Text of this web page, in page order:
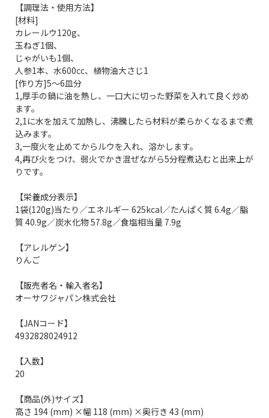
【調理法・使用方法】
[材料]
カレールウ120g、
玉ねぎ1個、
じゃがいも1個、
人参1本、水600㏄、植物油大さじ1
[作り方]5～6皿分
1,厚手の鍋に油を熱し、一口大に切った野菜を入れて良く炒め
ます。
2,1に水を加えて加熱し、沸騰したら材料が柔らかくなるまで煮
込みます。
3,一度火を止めてからルウを入れ、溶かします。
4,再び火をつけ、弱火でかき混ぜながら5分程煮込むと出来上が
りです。
【栄養成分表示】
1袋(120g)当たり／エネルギー 625kcal／たんぱく質 6.4g／脂
質 40.9g／炭水化物 57.8g／食塩相当量 7.9g
【アレルゲン】
りんご
【販売者名・輸入者名】
オーサワジャパン株式会社
【JANコード】
4932828024912
【入数】
20
【商品(外)サイズ】
高さ 194 (mm) ×幅 118 (mm) ×奥行き 43 (mm)